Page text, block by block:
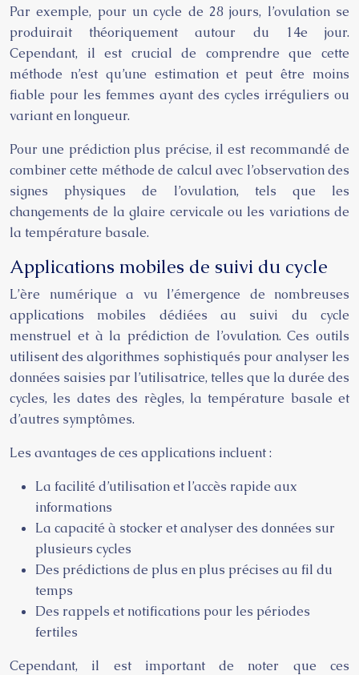
Par exemple, pour un cycle de 28 jours, l’ovulation se
produirait théoriquement autour du 14e jour.
Cependant, il est crucial de comprendre que cette
méthode n’est qu’une estimation et peut être moins
fiable pour les femmes ayant des cycles irréguliers ou
variant en longueur.
Pour une prédiction plus précise, il est recommandé de
combiner cette méthode de calcul avec l’observation des
signes physiques de l’ovulation, tels que les
changements de la glaire cervicale ou les variations de
la température basale.
Applications mobiles de suivi du cycle
L’ère numérique a vu l’émergence de nombreuses
applications mobiles dédiées au suivi du cycle
menstruel et à la prédiction de l’ovulation. Ces outils
utilisent des algorithmes sophistiqués pour analyser les
données saisies par l’utilisatrice, telles que la durée des
cycles, les dates des règles, la température basale et
d’autres symptômes.
Les avantages de ces applications incluent :
La facilité d’utilisation et l’accès rapide aux
informations
La capacité à stocker et analyser des données sur
plusieurs cycles
Des prédictions de plus en plus précises au fil du
temps
Des rappels et notifications pour les périodes
fertiles
Cependant, il est important de noter que ces